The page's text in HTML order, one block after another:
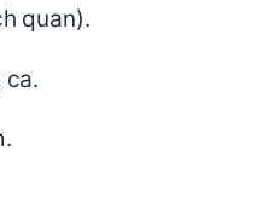
quan).
ca.